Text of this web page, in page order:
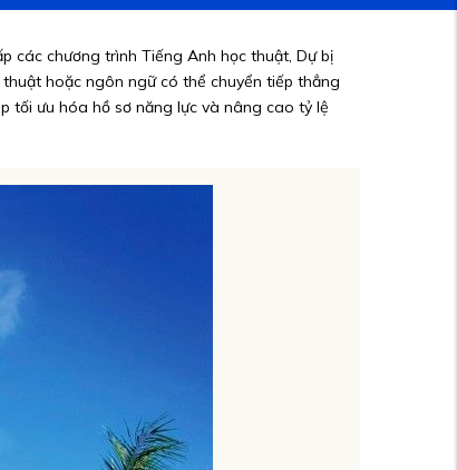
các chương trình Tiếng Anh học thuật, Dự bị
hoặc ngôn ngữ có thể chuyển tiếp thẳng
tối ưu hóa hồ sơ năng lực và nâng cao tỷ lệ